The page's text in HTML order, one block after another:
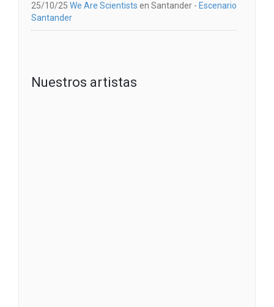
25/10/25 We Are Scientists en Santander - Escenario
Santander
Nuestros artistas